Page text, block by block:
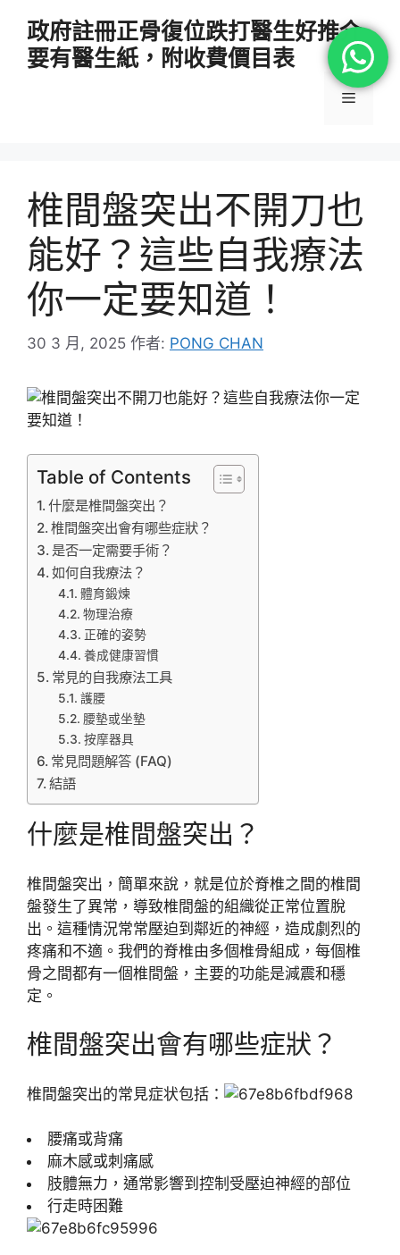
政府註冊正骨復位跌打醫生好推介
要有醫生紙，附收費價目表
選
椎間盤突出不開刀也
能好？這些自我療法
你一定要知道！
30 3 月, 2025 作者: PONG CHAN
Table of Contents
什麼是椎間盤突出？
椎間盤突出會有哪些症狀？
是否一定需要手術？
如何自我療法？
體育鍛煉
物理治療
正確的姿勢
養成健康習慣
常見的自我療法工具
護腰
腰墊或坐墊
按摩器具
常見問題解答 (FAQ)
結語
什麼是椎間盤突出？
椎間盤突出，簡單來說，就是位於脊椎之間的椎間
盤發生了異常，導致椎間盤的組織從正常位置脫
出。這種情況常常壓迫到鄰近的神經，造成劇烈的
疼痛和不適。我們的脊椎由多個椎骨組成，每個椎
骨之間都有一個椎間盤，主要的功能是減震和穩
定。
椎間盤突出會有哪些症狀？
椎間盤突出的常見症状包括：
腰痛或背痛
麻木感或刺痛感
肢體無力，通常影響到控制受壓迫神經的部位
行走時困難